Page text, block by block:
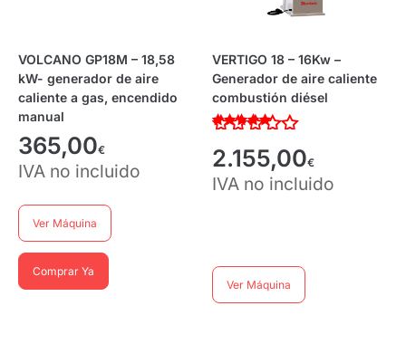
VOLCANO GP18M – 18,58
kW- generador de aire
caliente a gas, encendido
manual
365,00€
IVA no incluido
Ver Máquina
Comprar Ya
VERTIGO 18 – 16Kw –
Generador de aire caliente
combustión diésel
4.00
de 5
2.155,00€
IVA no incluido
Ver Máquina